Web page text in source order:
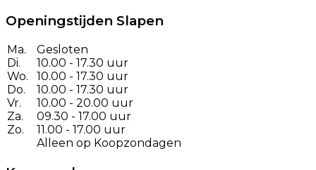
Openingstijden Slapen
Ma.
Di.
Wo.
Do.
Vr.
Za.
Zo.
Gesloten
10.00 - 17.30 uur
10.00 - 17.30 uur
10.00 - 17.30 uur
10.00 - 20.00 uur
09.30 - 17.00 uur
11.00 - 17.00 uur
Alleen op Koopzondagen